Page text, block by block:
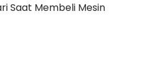
Saat Membeli Mesin